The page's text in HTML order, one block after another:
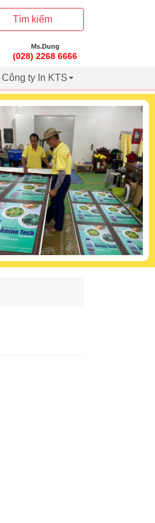
Tìm kiếm
Ms.Dung
(028) 2268 6666
Công ty In KTS